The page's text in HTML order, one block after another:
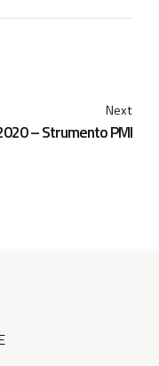
Next
– Strumento PMI